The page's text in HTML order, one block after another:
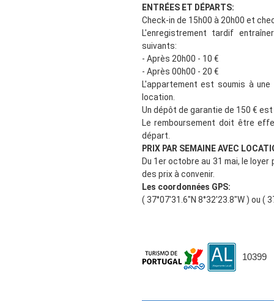
ENTRÉES ET DÉPARTS:
Check-in de 15h00 à 20h00 et
L'enregistrement tardif
suivants:
- Après 20h00 - 10 €
- Après 00h00 - 20 €
L'appartement est soumis à une
location.
Un dépôt de garantie de 150 €
Le remboursement doit être
départ.
PRIX PAR SEMAINE AVEC
Du 1er octobre au 31 mai, le
des prix à convenir.
Les coordonnées GPS:
( 37°07'31.6"N 8°32'23.8"W ) ou (
10399